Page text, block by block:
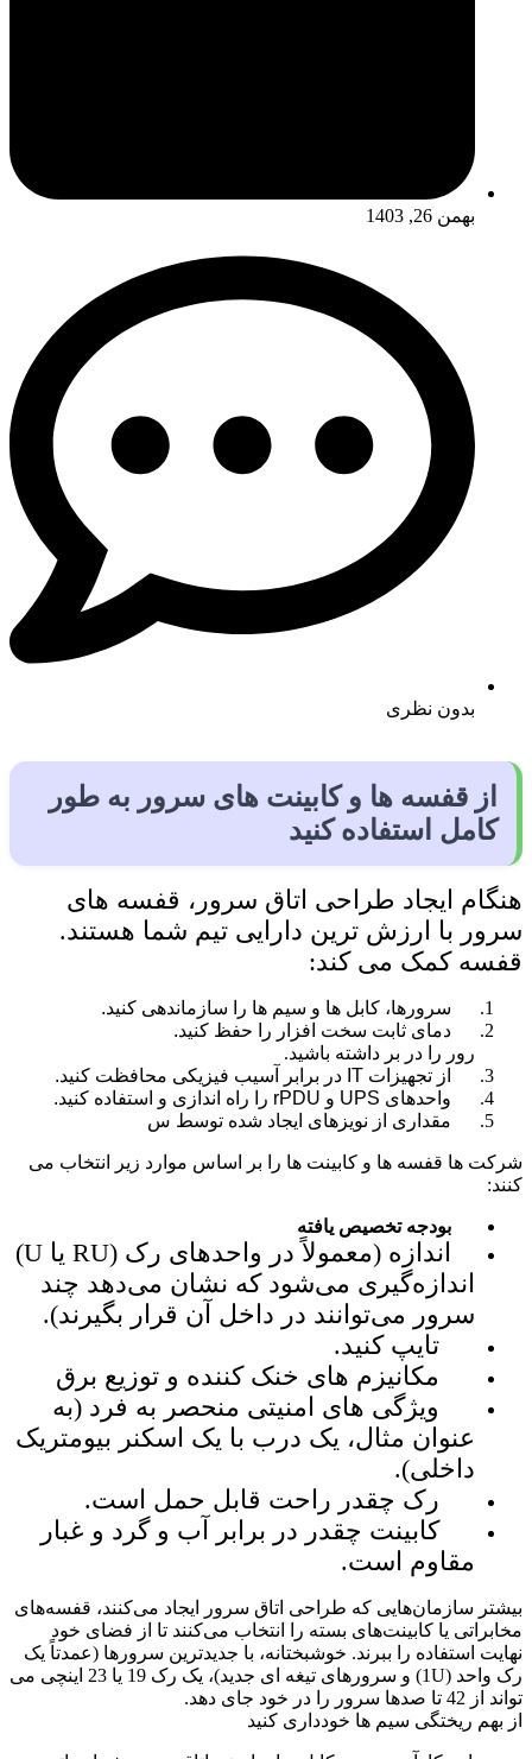
بهمن 26, 1403
بدون نظری
از قفسه ها و کابینت های سرور به طور
کامل استفاده کنید
هنگام ایجاد طراحی اتاق سرور، قفسه های
سرور با ارزش ترین دارایی تیم شما هستند.
قفسه کمک می کند:
سرورها، کابل ها و سیم ها را سازماندهی کنید.
دمای ثابت سخت افزار را حفظ کنید.
رور را در بر داشته باشید.
از تجهیزات IT در برابر آسیب فیزیکی محافظت کنید.
واحدهای UPS و rPDU را راه اندازی و استفاده کنید.
مقداری از نویزهای ایجاد شده توسط س
شرکت ها قفسه ها و کابینت ها را بر اساس موارد زیر انتخاب می
کنند:
بودجه تخصیص یافته
اندازه (معمولاً در واحدهای رک (RU یا U)
اندازه‌گیری می‌شود که نشان می‌دهد چند
سرور می‌توانند در داخل آن قرار بگیرند).
تایپ کنید.
مکانیزم های خنک کننده و توزیع برق
ویژگی های امنیتی منحصر به فرد (به
عنوان مثال، یک درب با یک اسکنر بیومتریک
داخلی).
رک چقدر راحت قابل حمل است.
کابینت چقدر در برابر آب و گرد و غبار
مقاوم است.
بیشتر سازمان‌هایی که طراحی اتاق سرور ایجاد می‌کنند، قفسه‌های
مخابراتی یا کابینت‌های بسته را انتخاب می‌کنند تا از فضای خود
نهایت استفاده را ببرند. خوشبختانه، با جدیدترین سرورها (عمدتاً یک
رک واحد (1U) و سرورهای تیغه ای جدید)، یک رک 19 یا 23 اینچی می
تواند از 42 تا صدها سرور را در خود جای دهد.
از بهم ریختگی سیم ها خودداری کنید